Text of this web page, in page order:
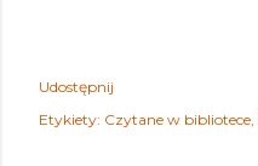
Udostępnij
Etykiety: Czytane w bibliotece